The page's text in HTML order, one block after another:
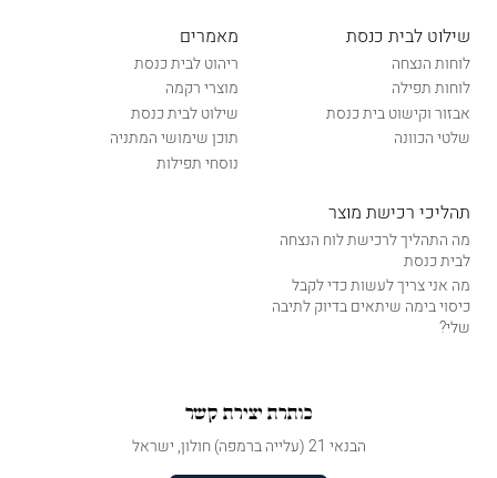
שילוט לבית כנסת
לוחות הנצחה
לוחות תפילה
אבזור וקישוט בית כנסת
שלטי הכוונה
מאמרים
ריהוט לבית כנסת
מוצרי רקמה
שילוט לבית כנסת
תוכן שימושי המתניה
נוסחי תפילות
תהליכי רכישת מוצר
מה התהליך לרכישת לוח הנצחה
לבית כנסת
מה אני צריך לעשות כדי לקבל
כיסוי בימה שיתאים בדיוק לתיבה
שלי?
כותרת יצירת קשר
הבנאי 21 (עלייה ברמפה) חולון, ישראל